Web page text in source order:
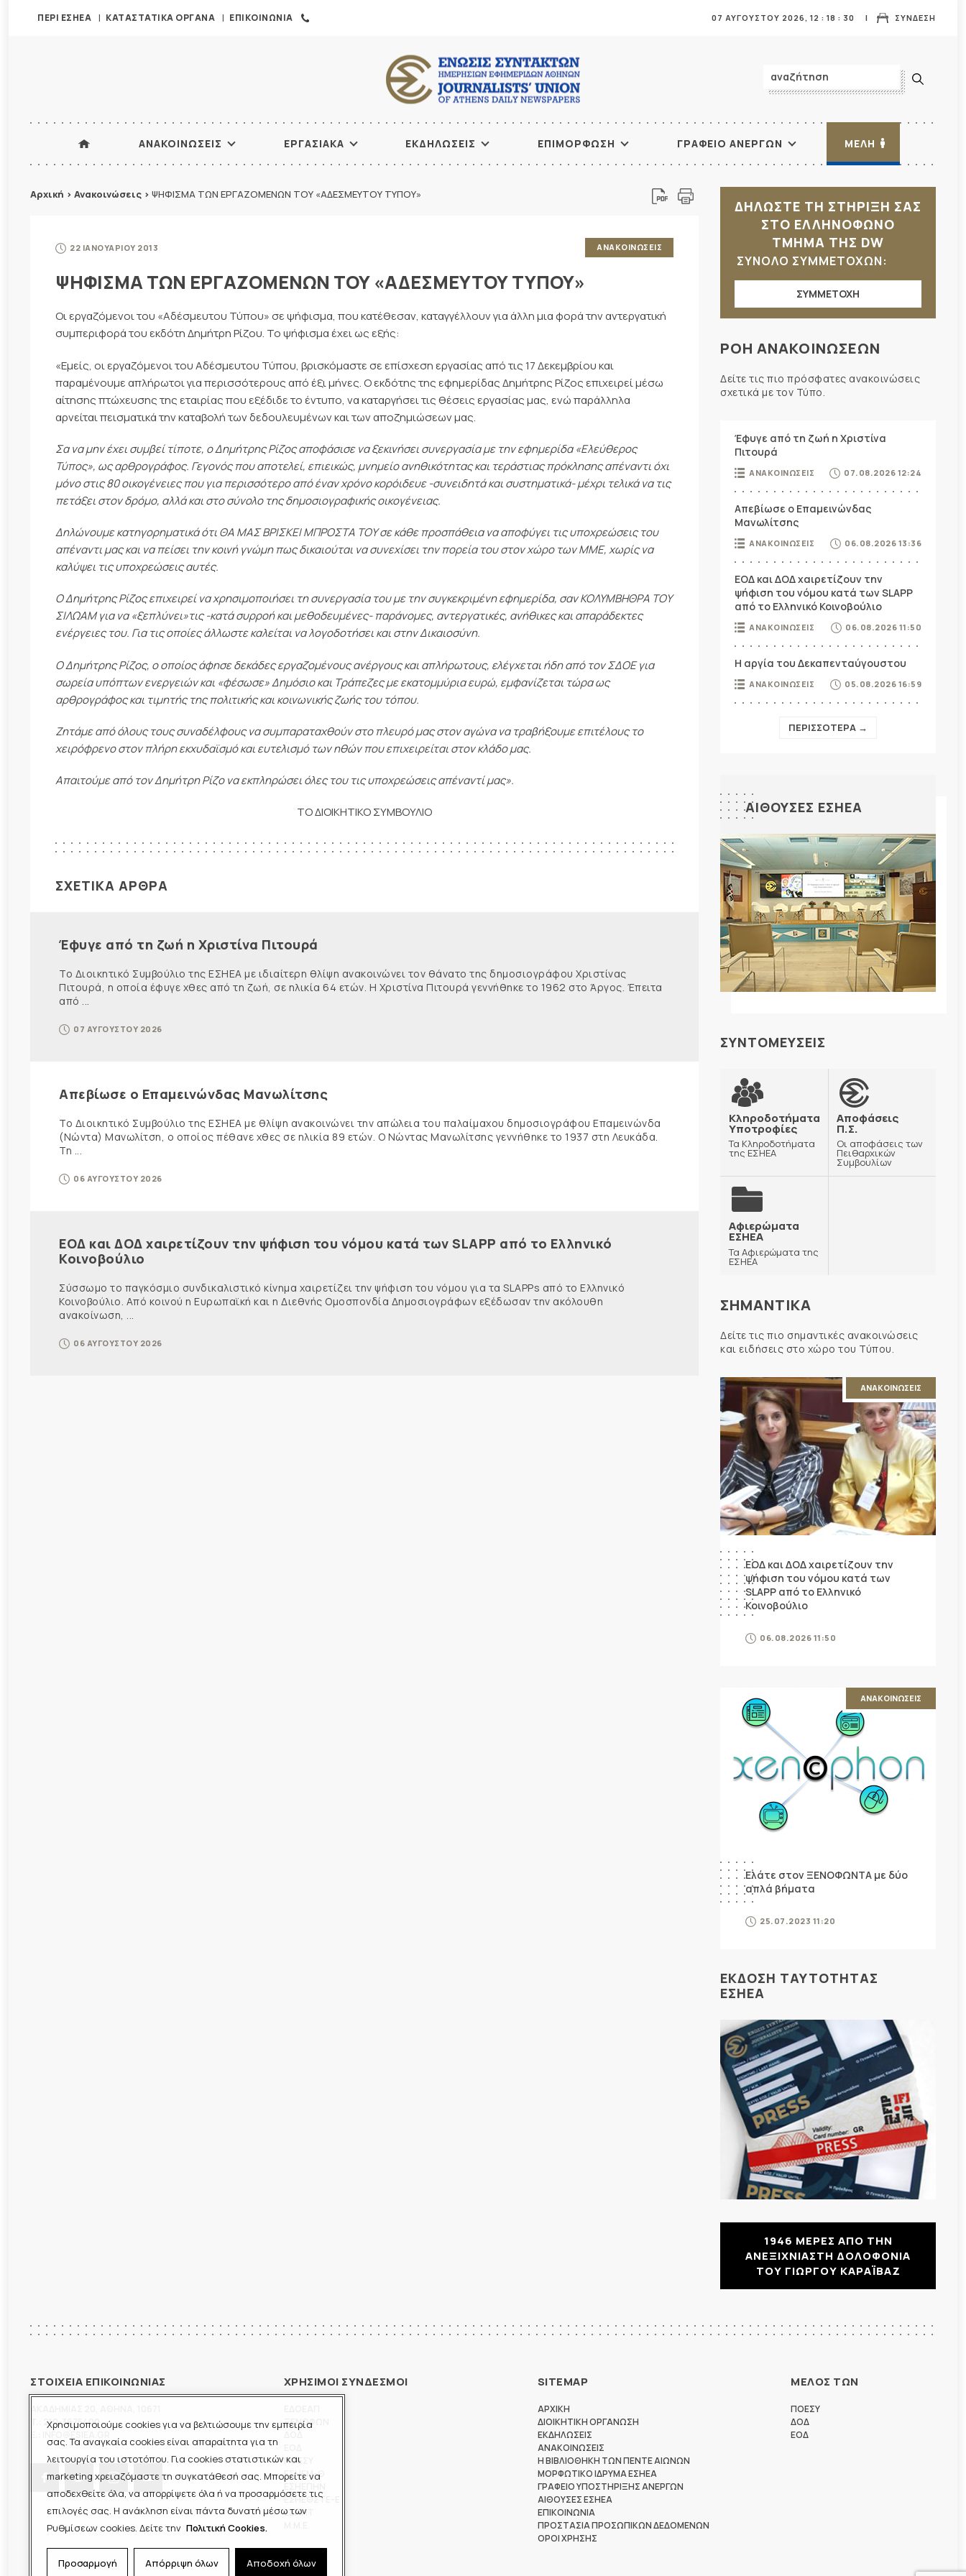
Χρησιμοποιούμε cookies για να βελτιώσουμε την εμπειρία
σας. Τα αναγκαία cookies είναι απαραίτητα για τη
λειτουργία του ιστοτόπου. Για cookies στατιστικών και
marketing χρειαζόμαστε τη συγκατάθεσή σας. Μπορείτε να
αποδεχθείτε όλα, να απορρίψετε όλα ή να προσαρμόσετε τις
επιλογές σας. Η ανάκληση είναι πάντα δυνατή μέσω των
Ρυθμίσεων cookies. Δείτε την Πολιτική Cookies.
Προσαρμογή Απόρριψη όλων Αποδοχή όλων
ΠΕΡΙ ΕΣΗΕΑ ΚΑΤΑΣΤΑΤΙΚΑ ΟΡΓΑΝΑ ΕΠΙΚΟΙΝΩΝΙΑ ΣΥΝΔΕΣΗ
07 ΑΥΓΟΥΣΤΟΥ 2026, 12 : 18 : 32
ΑΝΑΚΟΙΝΩΣΕΙΣ ΕΡΓΑΣΙΑΚΑ ΕΚΔΗΛΩΣΕΙΣ ΕΠΙΜΟΡΦΩΣΗ ΓΡΑΦΕΙΟ ΑΝΕΡΓΩΝ ΜΕΛΗ
Αρχική > Ανακοινώσεις > ΨΗΦΙΣΜΑ ΤΩΝ ΕΡΓΑΖΟΜΕΝΩΝ ΤΟΥ «ΑΔΕΣΜΕΥΤΟΥ ΤΥΠΟΥ»
22 ΙΑΝΟΥΑΡΙΟΥ 2013 ΑΝΑΚΟΙΝΩΣΕΙΣ
ΨΗΦΙΣΜΑ ΤΩΝ ΕΡΓΑΖΟΜΕΝΩΝ ΤΟΥ «ΑΔΕΣΜΕΥΤΟΥ ΤΥΠΟΥ»
Οι εργαζόμενοι του «Αδέσμευτου Τύπου» σε ψήφισμα, που κατέθεσαν, καταγγέλλουν για άλλη μια φορά την αντεργατική
συμπεριφορά του εκδότη Δημήτρη Ρίζου. Το ψήφισμα έχει ως εξής:
«Εμείς, οι εργαζόμενοι του Αδέσμευτου Τύπου, βρισκόμαστε σε επίσχεση εργασίας από τις 17 Δεκεμβρίου και
παραμένουμε απλήρωτοι για περισσότερους από έξι μήνες. Ο εκδότης της εφημερίδας Δημήτρης Ρίζος επιχειρεί μέσω
αίτησης πτώχευσης της εταιρίας που εξέδιδε το έντυπο, να καταργήσει τις θέσεις εργασίας μας, ενώ παράλληλα
αρνείται πεισματικά την καταβολή των δεδουλευμένων και των αποζημιώσεων μας.
Σα να μην έχει συμβεί τίποτε, ο Δημήτρης Ρίζος αποφάσισε να ξεκινήσει συνεργασία με την εφημερίδα «Ελεύθερος
Τύπος», ως αρθρογράφος. Γεγονός που αποτελεί, επιεικώς, μνημείο ανηθικότητας και τεράστιας πρόκλησης απέναντι όχι
μόνο στις 80 οικογένειες που για περισσότερο από έναν χρόνο κορόιδευε -συνειδητά και συστηματικά- μέχρι τελικά να τις
πετάξει στον δρόμο, αλλά και στο σύνολο της δημοσιογραφικής οικογένειας.
Δηλώνουμε κατηγορηματικά ότι ΘΑ ΜΑΣ ΒΡΙΣΚΕΙ ΜΠΡΟΣΤΑ ΤΟΥ σε κάθε προσπάθεια να αποφύγει τις υποχρεώσεις του
απέναντι μας και να πείσει την κοινή γνώμη πως δικαιούται να συνεχίσει την πορεία του στον χώρο των ΜΜΕ, χωρίς να
καλύψει τις υποχρεώσεις αυτές.
Ο Δημήτρης Ρίζος επιχειρεί να χρησιμοποιήσει τη συνεργασία του με την συγκεκριμένη εφημερίδα, σαν ΚΟΛΥΜΒΗΘΡΑ ΤΟΥ
ΣΙΛΩΑΜ για να «ξεπλύνει»τις -κατά συρροή και μεθοδευμένες- παράνομες, αντεργατικές, ανήθικες και απαράδεκτες
ενέργειες του. Για τις οποίες άλλωστε καλείται να λογοδοτήσει και στην Δικαιοσύνη.
Ο Δημήτρης Ρίζος, ο οποίος άφησε δεκάδες εργαζομένους ανέργους και απλήρωτους, ελέγχεται ήδη από τον ΣΔΟΕ για
σωρεία υπόπτων ενεργειών και «φέσωσε» Δημόσιο και Τράπεζες με εκατομμύρια ευρώ, εμφανίζεται τώρα ως
αρθρογράφος και τιμητής της πολιτικής και κοινωνικής ζωής του τόπου.
Ζητάμε από όλους τους συναδέλφους να συμπαραταχθούν στο πλευρό μας στον αγώνα να τραβήξουμε επιτέλους το
χειρόφρενο στον πλήρη εκχυδαϊσμό και ευτελισμό των ηθών που επιχειρείται στον κλάδο μας.
Απαιτούμε από τον Δημήτρη Ρίζο να εκπληρώσει όλες του τις υποχρεώσεις απέναντί μας».
ΤΟ ΔΙΟΙΚΗΤΙΚΟ ΣΥΜΒΟΥΛΙΟ
ΣΧΕΤΙΚΑ ΑΡΘΡΑ
Έφυγε από τη ζωή η Χριστίνα Πιτουρά
Το Διοικητικό Συμβούλιο της ΕΣΗΕΑ με ιδιαίτερη θλίψη ανακοινώνει τον θάνατο της δημοσιογράφου Χριστίνας
Πιτουρά, η οποία έφυγε χθες από τη ζωή, σε ηλικία 64 ετών. Η Χριστίνα Πιτουρά γεννήθηκε το 1962 στο Άργος. Έπειτα
από ...
07 ΑΥΓΟΥΣΤΟΥ 2026
Απεβίωσε ο Επαμεινώνδας Μανωλίτσης
Το Διοικητικό Συμβούλιο της ΕΣΗΕΑ με θλίψη ανακοινώνει την απώλεια του παλαίμαχου δημοσιογράφου Επαμεινώνδα
(Νώντα) Μανωλίτση, ο οποίος πέθανε χθες σε ηλικία 89 ετών. Ο Νώντας Μανωλίτσης γεννήθηκε το 1937 στη Λευκάδα.
Τη ...
06 ΑΥΓΟΥΣΤΟΥ 2026
ΕΟΔ και ΔΟΔ χαιρετίζουν την ψήφιση του νόμου κατά των SLAPP από το Ελληνικό
Κοινοβούλιο
Σύσσωμο το παγκόσμιο συνδικαλιστικό κίνημα χαιρετίζει την ψήφιση του νόμου για τα SLAPPs από το Ελληνικό
Κοινοβούλιο. Από κοινού η Ευρωπαϊκή και η Διεθνής Ομοσπονδία Δημοσιογράφων εξέδωσαν την ακόλουθη
ανακοίνωση, ...
06 ΑΥΓΟΥΣΤΟΥ 2026
ΔΗΛΩΣΤΕ ΤΗ ΣΤΗΡΙΞΗ ΣΑΣ
ΣΤΟ ΕΛΛΗΝΟΦΩΝΟ
ΤΜΗΜΑ ΤΗΣ DW
ΣΥΝΟΛΟ ΣΥΜΜΕΤΟΧΩΝ:
ΣΥΜΜΕΤΟΧΗ
ΡΟΗ ΑΝΑΚΟΙΝΩΣΕΩΝ
Δείτε τις πιο πρόσφατες ανακοινώσεις
σχετικά με τον Τύπο.
Έφυγε από τη ζωή η Χριστίνα
Πιτουρά
ΑΝΑΚΟΙΝΩΣΕΙΣ 07.08.2026 12:24
Απεβίωσε ο Επαμεινώνδας
Μανωλίτσης
ΑΝΑΚΟΙΝΩΣΕΙΣ 06.08.2026 13:36
ΕΟΔ και ΔΟΔ χαιρετίζουν την
ψήφιση του νόμου κατά των SLAPP
από το Ελληνικό Κοινοβούλιο
ΑΝΑΚΟΙΝΩΣΕΙΣ 06.08.2026 11:50
Η αργία του Δεκαπενταύγουστου
ΑΝΑΚΟΙΝΩΣΕΙΣ 05.08.2026 16:59
ΠΕΡΙΣΣΟΤΕΡΑ →
ΑΙΘΟΥΣΕΣ ΕΣΗΕΑ
ΣΥΝΤΟΜΕΥΣΕΙΣ
Κληροδοτήματα
Υποτροφίες
Τα Κληροδοτήματα
της ΕΣΗΕΑ
Αποφάσεις
Π.Σ.
Οι αποφάσεις των
Πειθαρχικών
Συμβουλίων
Αφιερώματα
ΕΣΗΕΑ
Τα Αφιερώματα της
ΕΣΗΕΑ
ΣΗΜΑΝΤΙΚΑ
Δείτε τις πιο σημαντικές ανακοινώσεις
και ειδήσεις στο χώρο του Τύπου.
ΑΝΑΚΟΙΝΩΣΕΙΣ
ΕΟΔ και ΔΟΔ χαιρετίζουν την
ψήφιση του νόμου κατά των
SLAPP από το Ελληνικό
Κοινοβούλιο
06.08.2026 11:50
ΑΝΑΚΟΙΝΩΣΕΙΣ
Ελάτε στον ΞΕΝΟΦΩΝΤΑ με δύο
απλά βήματα
25.07.2023 11:20
ΕΚΔΟΣΗ ΤΑΥΤΟΤΗΤΑΣ
ΕΣΗΕΑ
1946 ΜΕΡΕΣ ΑΠΟ ΤΗΝ
ΑΝΕΞΙΧΝΙΑΣΤΗ ΔΟΛΟΦΟΝΙΑ
ΤΟΥ ΓΙΩΡΓΟΥ ΚΑΡΑΪΒΑΖ
ΣΤΟΙΧΕΙΑ ΕΠΙΚΟΙΝΩΝΙΑΣ
210-3675400
ΧΡΗΣΙΜΟΙ ΣΥΝΔΕΣΜΟΙ
ΞΕΝΟΦΩΝ
ΠΟΕΣΥ
ΕΣΗΕΜ-Θ
ΕΣΗΕΘΣΤΕ-Ε
ΕΣΠΗΤ
SITEMAP
ΑΡΧΙΚΗ
ΔΙΟΙΚΗΤΙΚΗ ΟΡΓΑΝΩΣΗ
ΕΚΔΗΛΩΣΕΙΣ
ΑΝΑΚΟΙΝΩΣΕΙΣ
Η ΒΙΒΛΙΟΘΗΚΗ ΤΩΝ ΠΕΝΤΕ ΑΙΩΝΩΝ
ΜΟΡΦΩΤΙΚΟ ΙΔΡΥΜΑ ΕΣΗΕΑ
ΓΡΑΦΕΙΟ ΥΠΟΣΤΗΡΙΞΗΣ ΑΝΕΡΓΩΝ
ΑΙΘΟΥΣΕΣ ΕΣΗΕΑ
ΕΠΙΚΟΙΝΩΝΙΑ
ΠΡΟΣΤΑΣΙΑ ΠΡΟΣΩΠΙΚΩΝ ΔΕΔΟΜΕΝΩΝ
ΟΡΟΙ ΧΡΗΣΗΣ
ΜΕΛΟΣ ΤΩΝ
ΠΟΕΣΥ
ΔΟΔ
ΕΟΔ